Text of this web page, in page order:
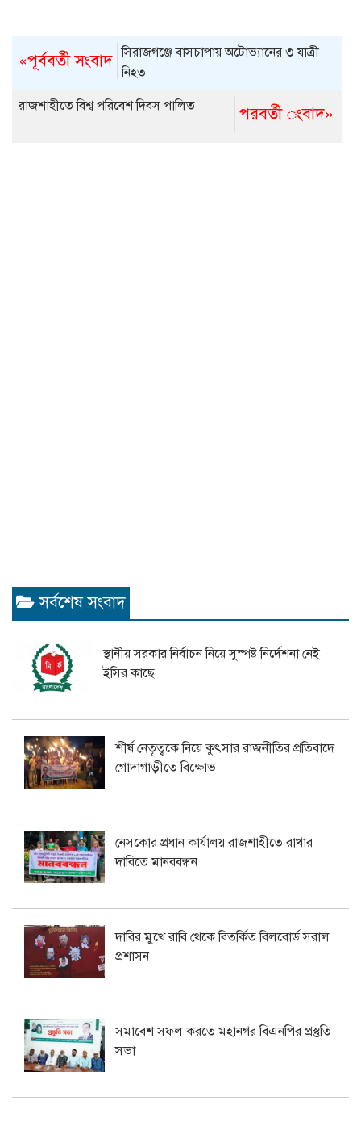
«পূর্ববর্তী সংবাদ সিরাজগঞ্জে বাসচাপায় অটোভ্যানের ৩ যাত্রী
নিহত
পরবর্তী ংবাদ»
রাজশাহীতে বিশ্ব পরিবেশ দিবস পালিত
সর্বশেষ সংবাদ
স্থানীয় সরকার নির্বাচন নিয়ে সুস্পষ্ট নির্দেশনা নেই
ইসির কাছে
শীর্ষ নেতৃত্বকে নিয়ে কুৎসার রাজনীতির প্রতিবাদে
গোদাগাড়ীতে বিক্ষোভ
নেসকোর প্রধান কার্যালয় রাজশাহীতে রাখার
দাবিতে মানববন্ধন
দাবির মুখে রাবি থেকে বিতর্কিত বিলবোর্ড সরাল
প্রশাসন
সমাবেশ সফল করতে মহানগর বিএনপির প্রস্তুতি
সভা